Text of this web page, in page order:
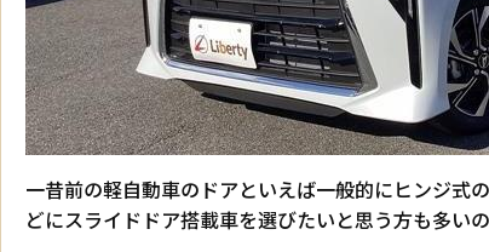
一昔前の軽自動車のドアといえば一般的にヒンジ式
どにスライドドア搭載車を選びたいと思う方も多い